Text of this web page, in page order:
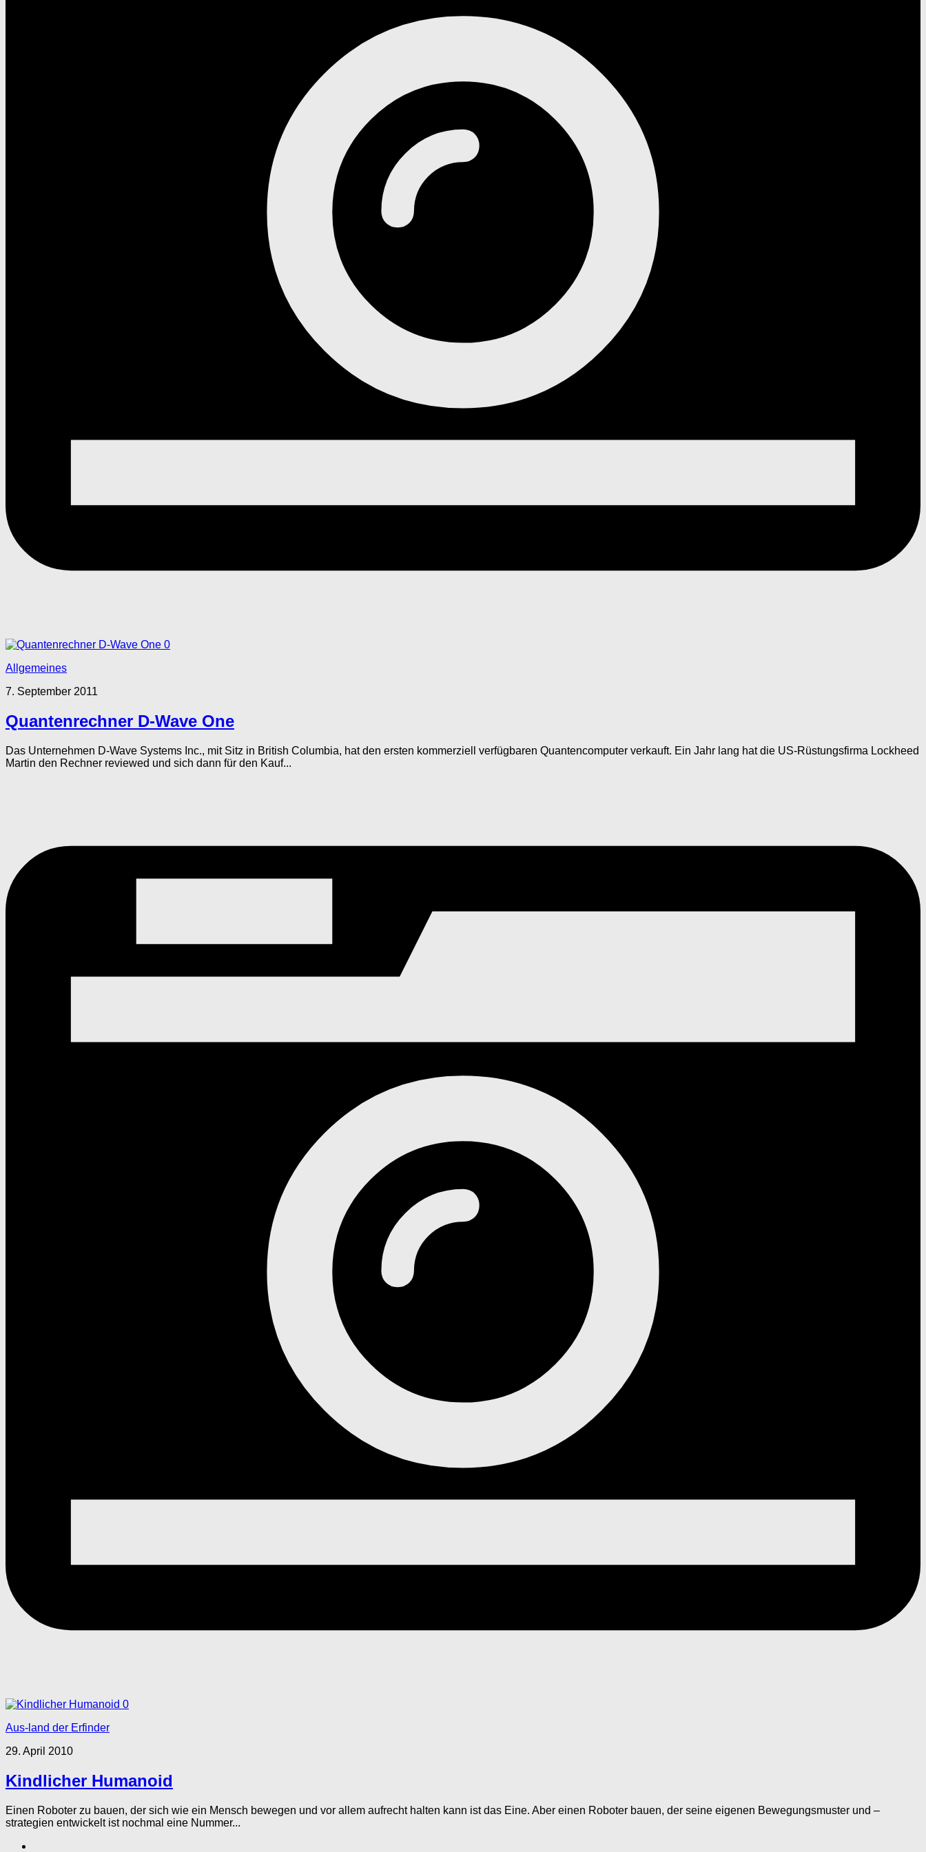
0
Allgemeines
7. September 2011
Quantenrechner D-Wave One
Das Unternehmen D-Wave Systems Inc., mit Sitz in British Columbia, hat den ersten kommerziell verfügbaren Quantencomputer verkauft. Ein Jahr lang hat die US-Rüstungsfirma Lockheed
Martin den Rechner reviewed und sich dann für den Kauf...
0
Aus-land der Erfinder
29. April 2010
Kindlicher Humanoid
Einen Roboter zu bauen, der sich wie ein Mensch bewegen und vor allem aufrecht halten kann ist das Eine. Aber einen Roboter bauen, der seine eigenen Bewegungsmuster und –
strategien entwickelt ist nochmal eine Nummer...